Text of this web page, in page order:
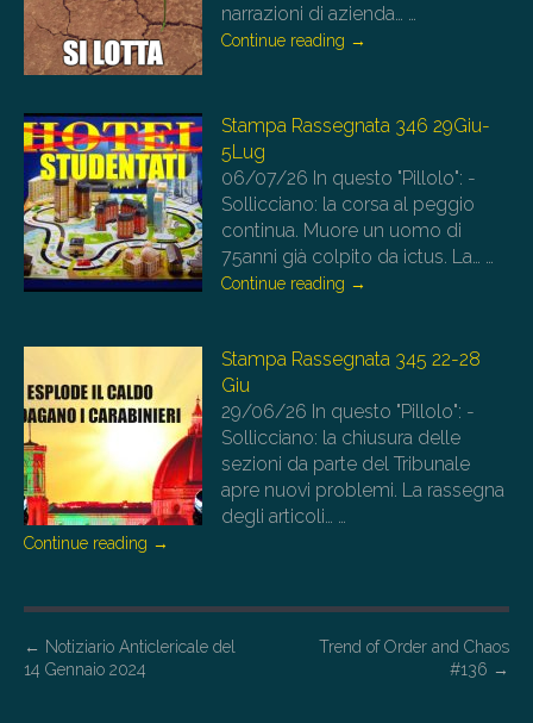
narrazioni di azienda… …
Continue reading →
Stampa Rassegnata 346 29Giu-
5Lug
06/07/26 In questo "Pillolo": -
Sollicciano: la corsa al peggio
continua. Muore un uomo di
75anni già colpito da ictus. La… …
Continue reading →
Stampa Rassegnata 345 22-28
Giu
29/06/26 In questo "Pillolo": -
Sollicciano: la chiusura delle
sezioni da parte del Tribunale
apre nuovi problemi. La rassegna
degli articoli… …
Continue reading →
P
o
← Notiziario Anticlericale del
14 Gennaio 2024
Trend of Order and Chaos
#136 →